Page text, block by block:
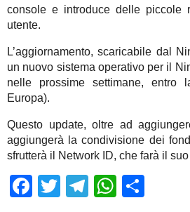
console e introduce delle piccole
utente.
L’aggiornamento, scaricabile dal
un nuovo sistema operativo per il
nelle prossime settimane,
Europa).
Questo update, oltre ad
aggiungerà la condivisione dei
sfrutterà il Network ID, che farà il
Facebook
TwitterTelegram